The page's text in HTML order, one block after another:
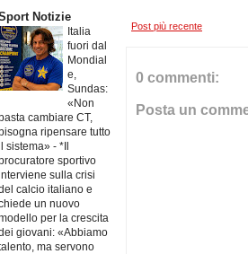
Notizie
Italia
fuori dal
Mondial
e,
Sundas:
«Non
basta cambiare CT,
bisogna ripensare tutto
sistema» - *Il
sportivo
sulla crisi
calcio italiano e
un nuovo
per la crescita
giovani: «Abbiamo
ma servono
Post più recente
0 commenti:
Posta un